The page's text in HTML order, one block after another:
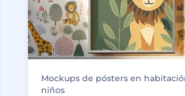
Mockups de pósters en
niños